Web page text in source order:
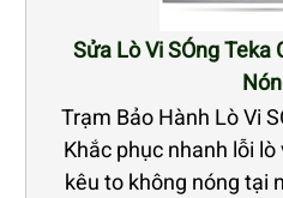
Sửa Lò Vi SÓng Teka
Trạm Bảo Hành Lò Vi
Khắc phục nhanh lỗi
kêu to không nóng tại